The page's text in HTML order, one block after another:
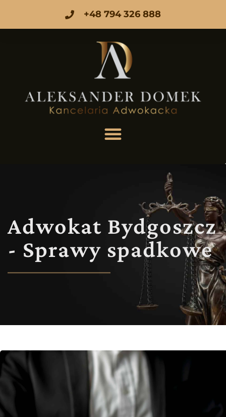
+48 794 326 888
Adwokat Bydgoszcz
- Sprawy spadkowe